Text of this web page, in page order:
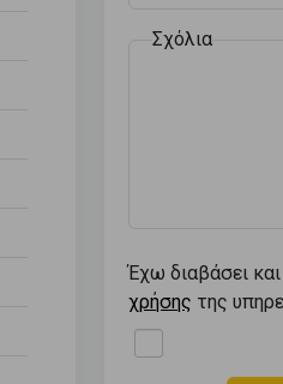
Σχόλια
Έχω διαβάσει
χρήσης της